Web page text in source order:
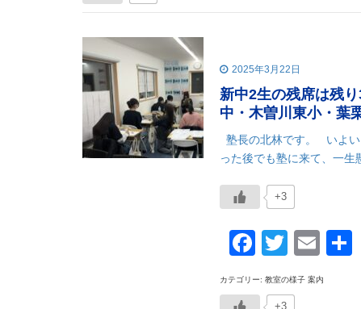
2025年3月22日
新中2生の残席は残
中・木曽川東小・葉
塾長の北林です。 いよい
った後でも塾に来て、一
+3
Facebook
Twitter
カテゴリー: 教室の様子 案内
+3